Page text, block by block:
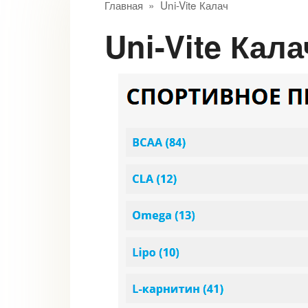
Главная » Uni-Vite Калач
Uni-Vite